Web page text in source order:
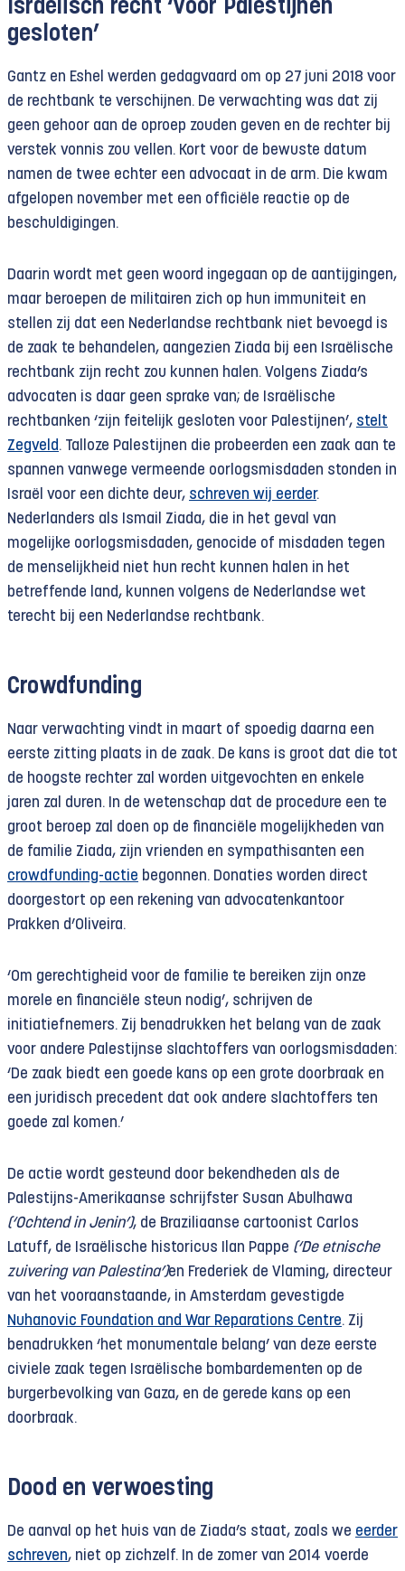
Israëlisch recht ‘voor Palestijnen
gesloten’
Gantz en Eshel werden gedagvaard om op 27 juni 2018 voor
de rechtbank te verschijnen. De verwachting was dat zij
geen gehoor aan de oproep zouden geven en de rechter bij
verstek vonnis zou vellen. Kort voor de bewuste datum
namen de twee echter een advocaat in de arm. Die kwam
afgelopen november met een officiële reactie op de
beschuldigingen.
Daarin wordt met geen woord ingegaan op de aantijgingen,
maar beroepen de militairen zich op hun immuniteit en
stellen zij dat een Nederlandse rechtbank niet bevoegd is
de zaak te behandelen, aangezien Ziada bij een Israëlische
rechtbank zijn recht zou kunnen halen. Volgens Ziada’s
advocaten is daar geen sprake van; de Israëlische
rechtbanken ‘zijn feitelijk gesloten voor Palestijnen’, stelt
Zegveld. Talloze Palestijnen die probeerden een zaak aan te
spannen vanwege vermeende oorlogsmisdaden stonden in
Israël voor een dichte deur, schreven wij eerder.
Nederlanders als Ismail Ziada, die in het geval van
mogelijke oorlogsmisdaden, genocide of misdaden tegen
de menselijkheid niet hun recht kunnen halen in het
betreffende land, kunnen volgens de Nederlandse wet
terecht bij een Nederlandse rechtbank.
Crowdfunding
Naar verwachting vindt in maart of spoedig daarna een
eerste zitting plaats in de zaak. De kans is groot dat die tot
de hoogste rechter zal worden uitgevochten en enkele
jaren zal duren. In de wetenschap dat de procedure een te
groot beroep zal doen op de financiële mogelijkheden van
de familie Ziada, zijn vrienden en sympathisanten een
crowdfunding-actie begonnen. Donaties worden direct
doorgestort op een rekening van advocatenkantoor
Prakken d’Oliveira.
‘Om gerechtigheid voor de familie te bereiken zijn onze
morele en financiële steun nodig’, schrijven de
initiatiefnemers. Zij benadrukken het belang van de zaak
voor andere Palestijnse slachtoffers van oorlogsmisdaden:
‘De zaak biedt een goede kans op een grote doorbraak en
een juridisch precedent dat ook andere slachtoffers ten
goede zal komen.’
De actie wordt gesteund door bekendheden als de
Palestijns-Amerikaanse schrijfster Susan Abulhawa
(‘Ochtend in Jenin’), de Braziliaanse cartoonist Carlos
Latuff, de Israëlische historicus Ilan Pappe (‘De etnische
zuivering van Palestina’)en Frederiek de Vlaming, directeur
van het vooraanstaande, in Amsterdam gevestigde
Nuhanovic Foundation and War Reparations Centre. Zij
benadrukken ‘het monumentale belang’ van deze eerste
civiele zaak tegen Israëlische bombardementen op de
burgerbevolking van Gaza, en de gerede kans op een
doorbraak.
Dood en verwoesting
De aanval op het huis van de Ziada’s staat, zoals we eerder
schreven, niet op zichzelf. In de zomer van 2014 voerde